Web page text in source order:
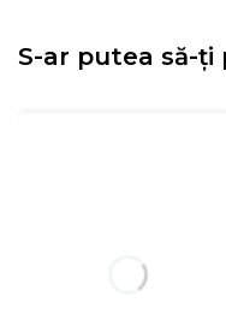
S-ar putea să-ți